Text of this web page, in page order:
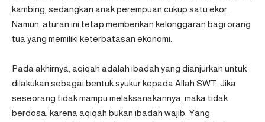
kambing, sedangkan anak perempuan cukup satu ekor.
Namun, aturan ini tetap memberikan kelonggaran bagi orang
tua yang memiliki keterbatasan ekonomi.
Pada akhirnya, aqiqah adalah ibadah yang dianjurkan untuk
dilakukan sebagai bentuk syukur kepada Allah SWT. Jika
seseorang tidak mampu melaksanakannya, maka tidak
berdosa, karena aqiqah bukan ibadah wajib. Yang